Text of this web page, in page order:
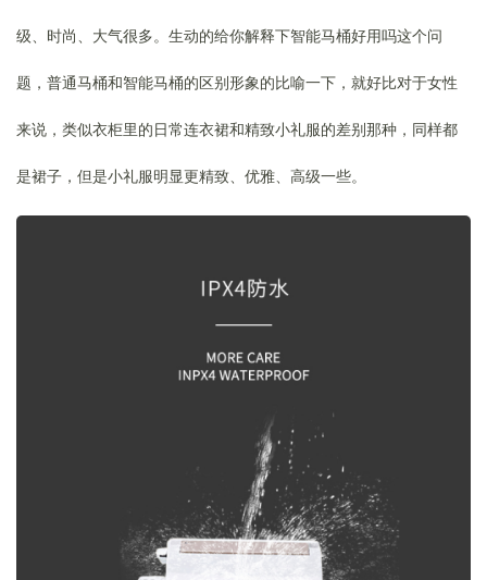
级、时尚、大气很多。生动的给你解释下智能马桶好用吗这个问
题，普通马桶和智能马桶的区别形象的比喻一下，就好比对于女性
来说，类似衣柜里的日常连衣裙和精致小礼服的差别那种，同样都
是裙子，但是小礼服明显更精致、优雅、高级一些。